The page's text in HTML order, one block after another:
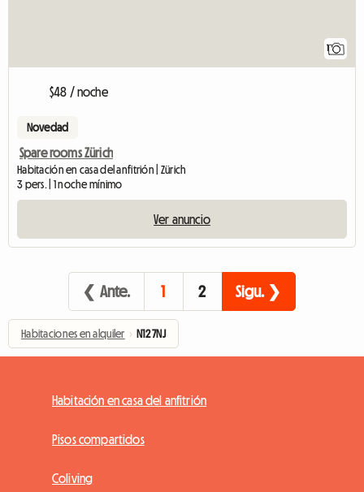
1
$48 / noche
Novedad
Spare rooms Zürich
Habitación en casa del anfitrión | Zürich
3 pers. | 1 noche mínimo
Ver anuncio
❮ Ante. 1 2 Sigu. ❯
Habitaciones en alquiler › N12 7NJ
Habitación en casa del anfitrión
Pisos compartidos
Coliving